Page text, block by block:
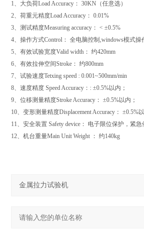
1、大负荷Load Accuracy： 30KN（任意选）
2、荷重元精度Load Accuracy： 0.01%
3、测试精度Measuring accuracy： < ±0.5%
4、操作方式Control： 全电脑控制,windows模式操
5、有效试验宽度Valid width： 约420mm
6、有效拉伸空间Stroke： 约800mm
7、试验速度Tetxing speed : 0.001~500mm/min
8、速度精度 Speed Accuracy：: ±0.5%以内；
9、位移测量精度Stroke Accuracy： ±0.5%以内；
10、变形测量精度Displacement Accuracy： ±0.5%
11、安全装置 Safety device： 电子限位保护，紧急
12、机台重量Main Unit Weight ： 约140kg